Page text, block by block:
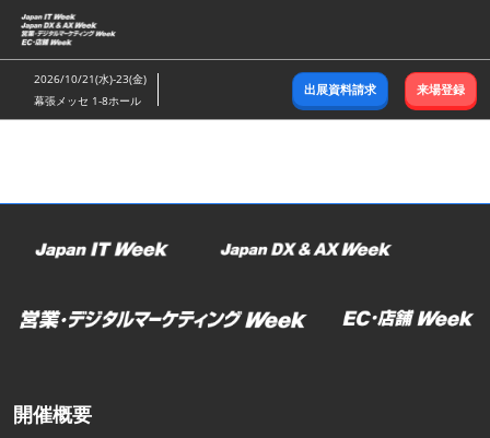
ス
キ
ッ
し
む
2026/10/21(水)-23(金)
幕張メッセ 1-8ホール
出展資料請求 来場登録
開催概要